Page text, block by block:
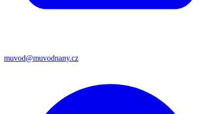
muvod@muvodnany.cz